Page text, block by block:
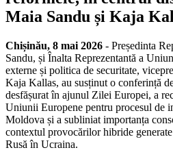
Maia Sandu și Kaja
Chișinău, 8 mai 2026 - Președinta
Sandu, și Înalta Reprezentantă a
externe și politica de securitate,
Kaja Kallas, au susținut o conferință
desfășurat în ajunul Zilei Europei, a
Uniunii Europene pentru procesul de
Moldova și a subliniat importanța
contextul provocărilor hibride
Rusă în Ucraina.